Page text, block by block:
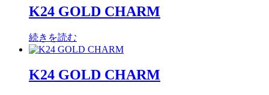
K24 GOLD CHARM
続きを読む
K24 GOLD CHARM